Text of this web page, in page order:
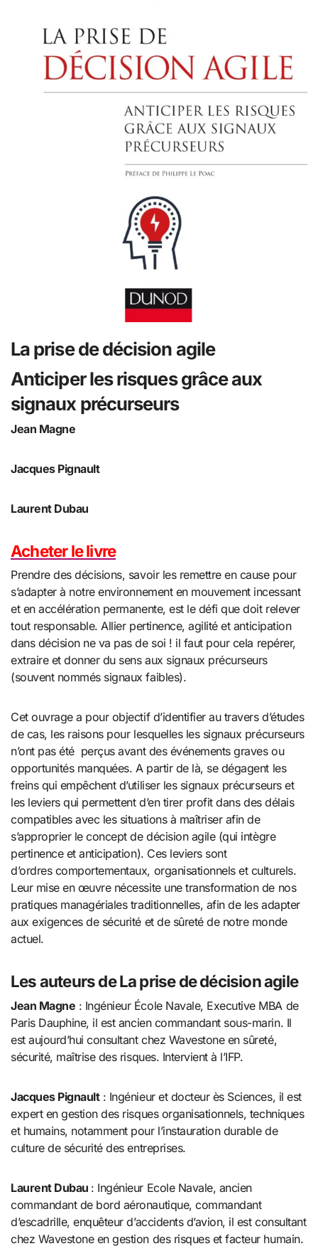
La prise de décision agile
Anticiper les risques grâce aux
signaux précurseurs
Jean Magne
Jacques Pignault
Laurent Dubau
Acheter le livre
Prendre des décisions, savoir les remettre en cause pour
s’adapter à notre environnement en mouvement incessant
et en accélération permanente, est le défi que doit relever
tout responsable. Allier pertinence, agilité et anticipation
dans décision ne va pas de soi ! il faut pour cela repérer,
extraire et donner du sens aux signaux précurseurs
(souvent nommés signaux faibles).
Cet ouvrage a pour objectif d’identifier au travers d’études
de cas, les raisons pour lesquelles les signaux précurseurs
n’ont pas été perçus avant des événements graves ou
opportunités manquées. A partir de là, se dégagent les
freins qui empêchent d’utiliser les signaux précurseurs et
les leviers qui permettent d’en tirer profit dans des délais
compatibles avec les situations à maîtriser afin de
s’approprier le concept de décision agile (qui intègre
pertinence et anticipation). Ces leviers sont
d’ordres comportementaux, organisationnels et culturels.
Leur mise en œuvre nécessite une transformation de nos
pratiques managériales traditionnelles, afin de les adapter
aux exigences de sécurité et de sûreté de notre monde
actuel.
Les auteurs de La prise de décision agile
Jean Magne : Ingénieur École Navale, Executive MBA de
Paris Dauphine, il est ancien commandant sous-marin. Il
est aujourd’hui consultant chez Wavestone en sûreté,
sécurité, maîtrise des risques. Intervient à l’IFP.
Jacques Pignault: Ingénieur et docteur ès Sciences, il est
expert en gestion des risques organisationnels, techniques
et humains, notamment pour l’instauration durable de
culture de sécurité des entreprises.
Laurent Dubau : Ingénieur Ecole Navale, ancien
commandant de bord aéronautique, commandant
d’escadrille, enquêteur d’accidents d’avion, il est consultant
chez Wavestone en gestion des risques et facteur humain.